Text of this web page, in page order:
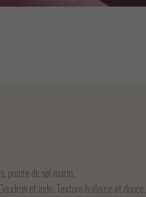
pointe de sel marin.
et iode. Texture huileuse et douce.